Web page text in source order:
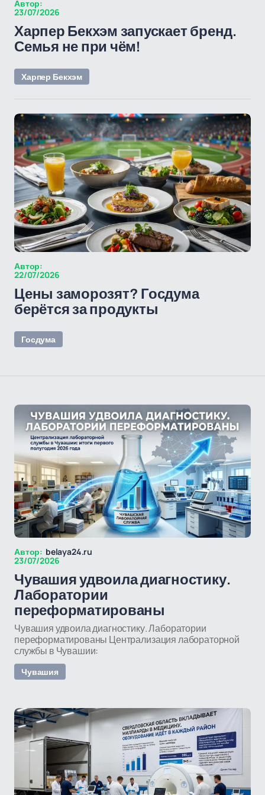
Автор:
23/07/2026
Харпер Бекхэм запускает бренд.
Семья не при чём!
Харпер Бекхэм
Автор:
22/07/2026
Цены заморозят? Госдума
берётся за продукты
Госдума
Автор: belaya24.ru
23/07/2026
Чувашия удвоила диагностику.
Лаборатории
переформатированы
Чувашия удвоила диагностику. Лаборатории
переформатированы Централизация лабораторной
службы в Чувашии:
Чувашия